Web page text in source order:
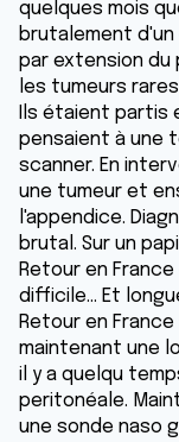
quelques mois
brutalement
par extension du
les tumeurs
Ils étaient partis
pensaient à une
scanner. En
une tumeur et
l'appendice.
brutal. Sur un
Retour en
difficile... Et
Retour en
maintenant une
il y a quelqu
peritonéale.
une sonde naso